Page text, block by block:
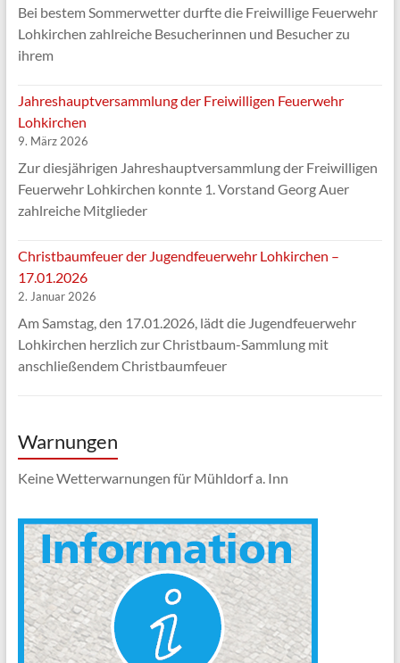
Bei bestem Sommerwetter durfte die Freiwillige Feuerwehr
Lohkirchen zahlreiche Besucherinnen und Besucher zu
ihrem
Jahreshauptversammlung der Freiwilligen Feuerwehr
Lohkirchen
9. März 2026
Zur diesjährigen Jahreshauptversammlung der Freiwilligen
Feuerwehr Lohkirchen konnte 1. Vorstand Georg Auer
zahlreiche Mitglieder
Christbaumfeuer der Jugendfeuerwehr Lohkirchen –
17.01.2026
2. Januar 2026
Am Samstag, den 17.01.2026, lädt die Jugendfeuerwehr
Lohkirchen herzlich zur Christbaum-Sammlung mit
anschließendem Christbaumfeuer
Warnungen
Keine Wetterwarnungen für Mühldorf a. Inn